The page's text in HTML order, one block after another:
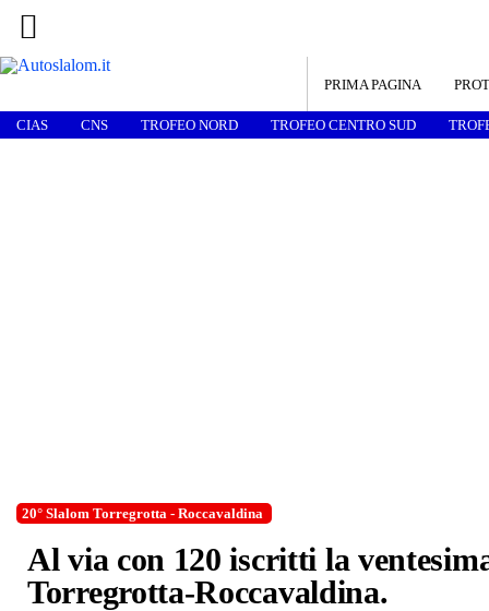
PRIMA PAGINA
CIAS CNS TROFEO NORD TROFEO CENTRO SUD
20° Slalom Torregrotta - Roccavaldina
Al via con 120 iscritti la
Torregrotta-Roccavaldina.